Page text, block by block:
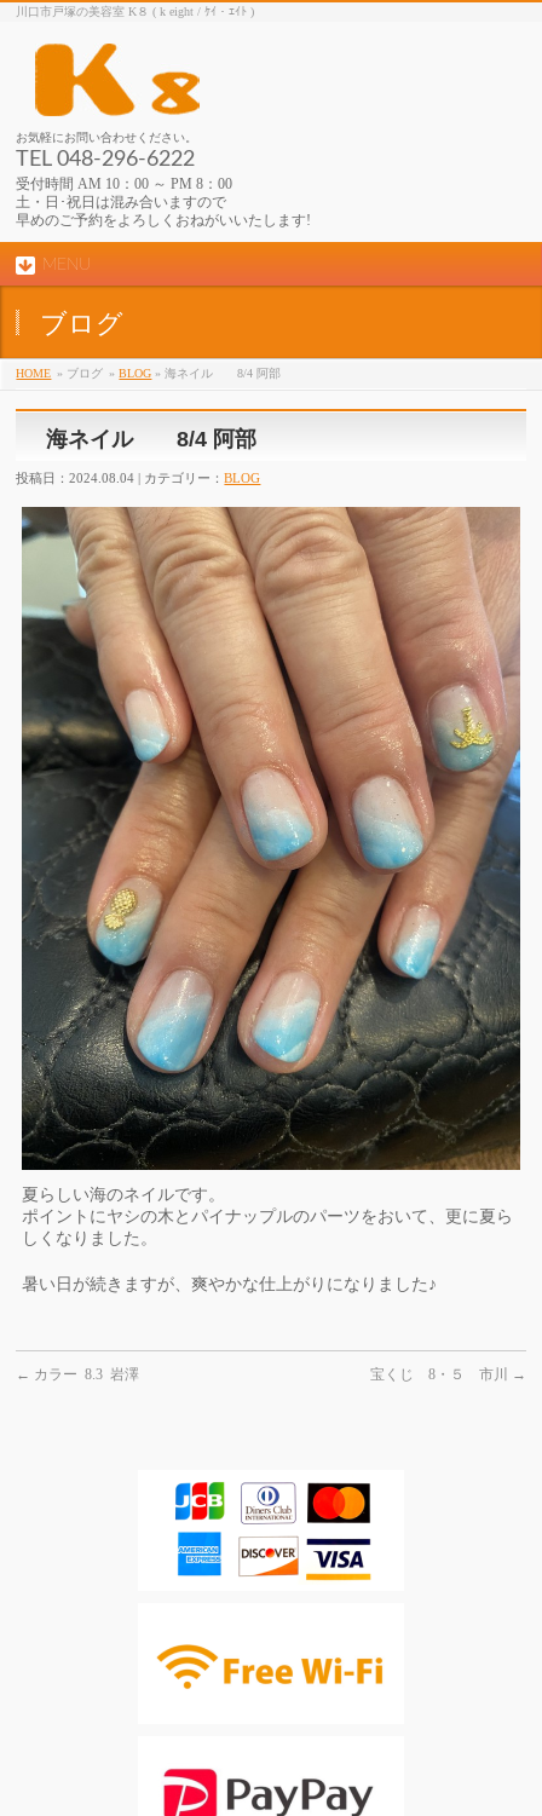
川口市戸塚の美容室 K８ ( k eight / ｹｲ・ｴｲﾄ )
お気軽にお問い合わせください。
TEL 048-296-6222
受付時間 AM 10：00 ～ PM 8：00
土・日･祝日は混み合いますので
早めのご予約をよろしくおねがいいたします!
MENU
ブログ
HOME » ブログ »BLOG » 海ネイル 8/4 阿部
海ネイル 8/4 阿部
投稿日：2024.08.04 | カテゴリー：BLOG
夏らしい海のネイルです。
ポイントにヤシの木とパイナップルのパーツをおいて、更に夏ら
しくなりました。
暑い日が続きますが、爽やかな仕上がりになりました♪
← カラー 8.3 岩澤 宝くじ 8・５ 市川 →